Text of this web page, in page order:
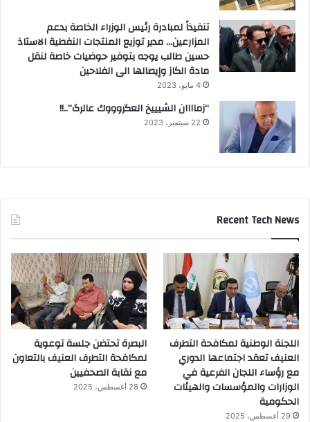
تنفيذاً لمبادرة رئيس الوزراء الخاصة بدعم
المزارعين… مدير توزيع المنتجات النفطية الاستاذ
حسين طالب يوجه بتوفير حوضيات خاصة لنقل
مادة الكاز وإيصالها الى الفلاحين
4 مايو، 2023
“زماااان الشيييخ العگروووك عالرگ”..!!
22 سبتمبر، 2023
Recent Tech News
اللجنة الوطنية لمكافحة التطرف
العنيف تعقد اجتماعها الدوري
مع رؤساء اللجان الفرعية في
الوزارات والمؤسسات والهيئات
الحكومية
29 أغسطس، 2025
البصرة تحتضن جلسة توعوية
لمكافحة التطرف العنيف بالتعاون
مع نقابة الصحفيين
28 أغسطس، 2025